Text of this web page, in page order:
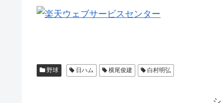
野球 日ハム 横尾俊建 白村明弘